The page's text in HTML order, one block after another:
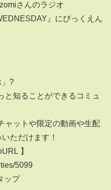
さんのラジオ
』にびっくえん
」?
と知ることができるコミュ
ャットや限定の動画や生配
ただけます！
】
5099
ップ